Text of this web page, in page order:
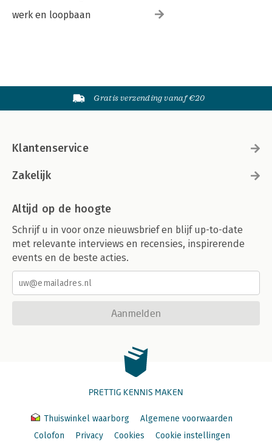
werk en loopbaan
Gratis verzending vanaf €20
Klantenservice
Zakelijk
Altijd op de hoogte
Schrijf u in voor onze nieuwsbrief en blijf up-to-date
met relevante interviews en recensies, inspirerende
events en de beste acties.
Aanmelden
PRETTIG KENNIS MAKEN
Thuiswinkel waarborg
Algemene voorwaarden
Colofon
Privacy Cookies Cookie instellingen